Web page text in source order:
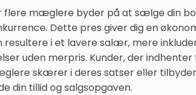
flere mæglere byder på at sælge din
Dette pres giver dig en
resultere i et lavere salær, mere
uden merpris. Kunder, der
skærer i deres satser eller
din tillid og salgsopgaven.